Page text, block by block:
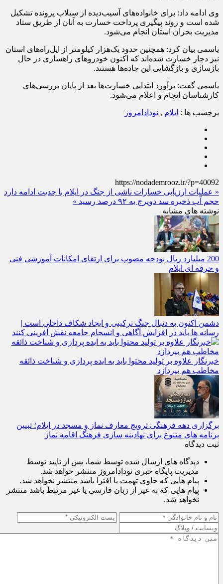
وی ادامه داد: برای خانواده‌های آسیب‌دیده از سیلاب پرونده تشکیل
شده است و روند پیگیری پرداخت خسارت به آنان از طریق ستاد
مدیریت بحران استان انجام می‌شود.
یاسمی بیان کرد: همچنین حدود یک‌هزار کیلومتر از ایل‌راه‌های استان
نیز دچار خسارت شده‌اند که اکنون خودروهای راهسازی در حال
بازسازی و بازگشایی این جاده‌ها هستند.
یاسمی گفت: برآورد ابتدایی خسارت‌ها بعد از پایان بررسی‌های
کارشناسان انجام و اعلام می‌شود.
برچسب ها : ایلام , نودادامروز
https://nodademrooz.ir/?p=40092
« عملیات ارزیابی خسارات ناشی از جنگ در ایلام با جدیت ادامه دارد
حجم آب ذخیره سد دویرج به ۹۲ درصد رسید »
نوشته های مشابه
200 میلیارد ریال بودجه مصوب برای ارتقای امکانات آموزشی فنی‌
و حرفه‌ ای ایلام
دشمن اکنون به دنبال جنگ ترکیبی و ایجاد شکاف داخلی است |
رسانه‌ ها باید در افزایش آگاهی و انسجام جامعه نقش‌ آفرینی کنند
خبرنگار علاوه بر تولید محتوا باید به ایده‌ پردازی و شناخت ذائقه
مخاطب هم بپردازد
برگزاری دهه فرهنگی ترویج معارف نماز و مسجد در ایلام؛ تبیین
برنامه‌ های متنوع برای نهادینه‌ سازی فرهنگ اقامه نماز
ثبت دیدگاه
دیدگاه های ارسال شده توسط شما، پس از تایید توسط
مدیریت پایگاه خبری نودادامروز منتشر خواهد شد.
پیام هایی که حاوی تهمت یا افترا باشد منتشر نخواهد شد.
پیام هایی که به غیر از زبان فارسی یا غیر مرتبط باشد منتشر
نخواهد شد.